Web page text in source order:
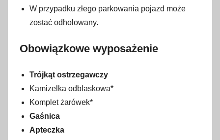
W przypadku złego parkowania pojazd może
zostać odholowany.
Obowiązkowe wyposażenie
Trójkąt ostrzegawczy
Kamizelka odblaskowa*
Komplet żarówek*
Gaśnica
Apteczka